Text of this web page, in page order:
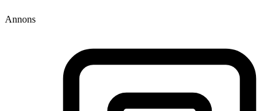
Annons